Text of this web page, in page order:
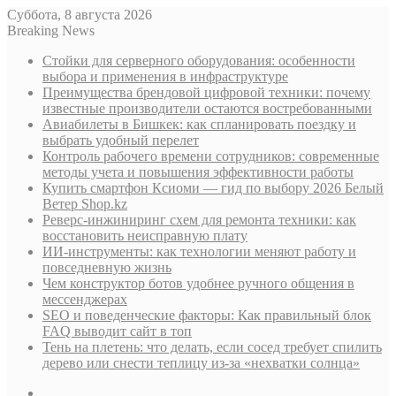
Суббота, 8 августа 2026
Breaking News
Стойки для серверного оборудования: особенности
выбора и применения в инфраструктуре
Преимущества брендовой цифровой техники: почему
известные производители остаются востребованными
Авиабилеты в Бишкек: как спланировать поездку и
выбрать удобный перелет
Контроль рабочего времени сотрудников: современные
методы учета и повышения эффективности работы
Купить смартфон Ксиоми — гид по выбору 2026 Белый
Ветер Shop.kz
Реверс-инжиниринг схем для ремонта техники: как
восстановить неисправную плату
ИИ-инструменты: как технологии меняют работу и
повседневную жизнь
Чем конструктор ботов удобнее ручного общения в
мессенджерах
SEO и поведенческие факторы: Как правильный блок
FAQ выводит сайт в топ
Тень на плетень: что делать, если сосед требует спилить
дерево или снести теплицу из-за «нехватки солнца»